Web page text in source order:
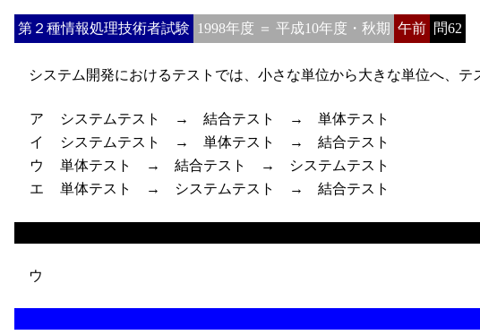
第２種情報処理技術者試験 1998年度 ＝ 平成10年度・秋期 午前 問62
システム開発におけるテストでは、小さな単位から大きな単位へ、テ
ア
システムテスト → 結合テスト → 単体テスト
イ
システムテスト → 単体テスト → 結合テスト
ウ
単体テスト → 結合テスト → システムテスト
エ
単体テスト → システムテスト → 結合テスト
ウ